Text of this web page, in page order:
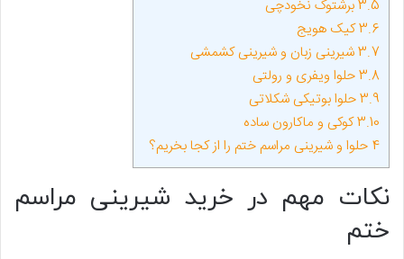
3.5برشتوک نخودچی
3.6کیک هویج
3.7شیرینی زبان و شیرینی کشمشی
3.8حلوا ویفری و رولتی
3.9حلوا بوتیکی شکلاتی
3.10کوکی و ماکارون ساده
4 حلوا و شیرینی مراسم ختم را از کجا بخریم؟
نکات مهم در خرید شیرینی مراسم
ختم